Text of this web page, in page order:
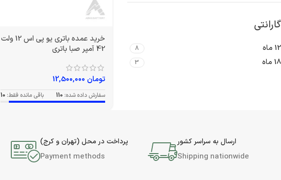
گارانتی
12 ماه 8
18 ماه 3
خرید عمده باتری یو پی اس 12 ولت
42 آمپر صبا باتری
تومان
سفارش داده شده: 110 باقی مانده فقط: 10
ارسال به سراسر کشور
Shipping nationwide
پرداخت در محل (تهران و کرج)
Payment methods